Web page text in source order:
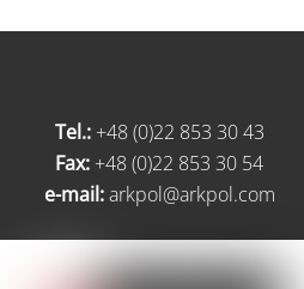
Tel.:+48 (0)22 853 30 43
Fax: +48 (0)22 853 30 54
e-mail:arkpol@arkpol.com